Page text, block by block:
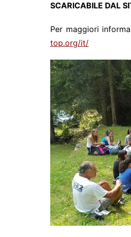
SCARICABILE DAL
Per maggiori
top.org/it/